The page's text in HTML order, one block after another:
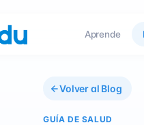
Aprende
Volver al Blog
GUÍA DE SALUD